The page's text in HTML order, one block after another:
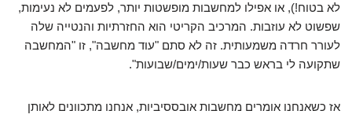
לא בטוח!), או אפילו למחשבות מופשטות יותר, לפעמים לא נעימות,
שפשוט לא עוזבות. המרכיב הקריטי הוא החזרתיות והנטייה שלה
לעורר חרדה משמעותית. זה לא סתם "עוד מחשבה", זו "המחשבה
שתקועה לי בראש כבר שעות/ימים/שבועות".
אז כשאנחנו אומרים מחשבות אובססיביות, אנחנו מתכוונים לאותן